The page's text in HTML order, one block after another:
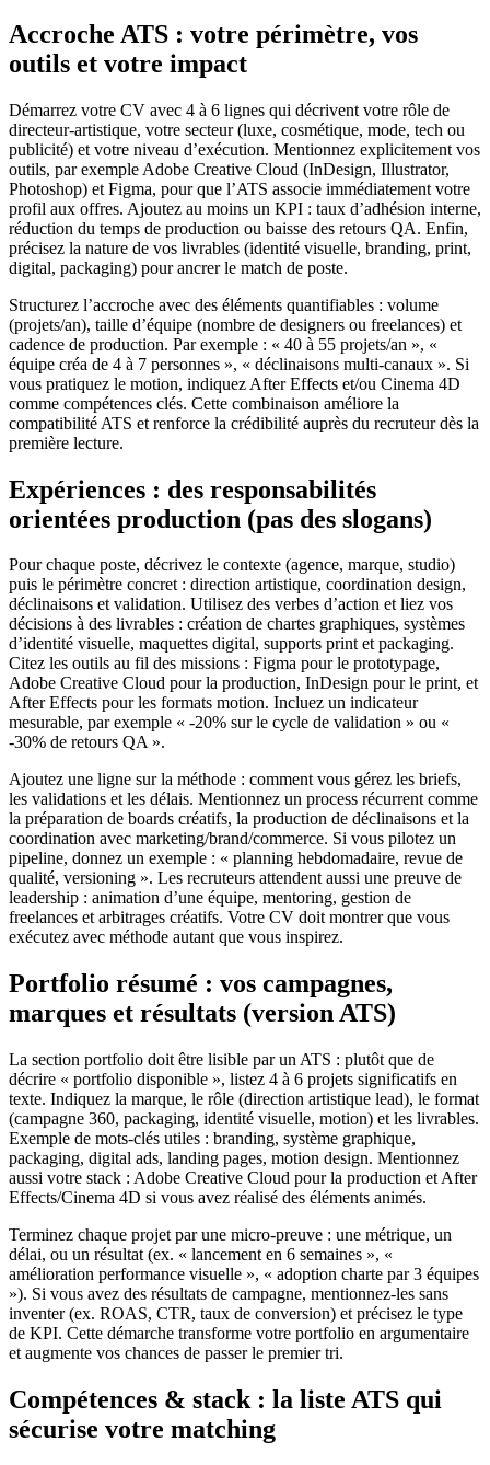
Accroche ATS : votre périmètre, vos
outils et votre impact
Démarrez votre CV avec 4 à 6 lignes qui décrivent votre rôle de
directeur-artistique, votre secteur (luxe, cosmétique, mode, tech ou
publicité) et votre niveau d’exécution. Mentionnez explicitement vos
outils, par exemple Adobe Creative Cloud (InDesign, Illustrator,
Photoshop) et Figma, pour que l’ATS associe immédiatement votre
profil aux offres. Ajoutez au moins un KPI : taux d’adhésion interne,
réduction du temps de production ou baisse des retours QA. Enfin,
précisez la nature de vos livrables (identité visuelle, branding, print,
digital, packaging) pour ancrer le match de poste.
Structurez l’accroche avec des éléments quantifiables : volume
(projets/an), taille d’équipe (nombre de designers ou freelances) et
cadence de production. Par exemple : « 40 à 55 projets/an », «
équipe créa de 4 à 7 personnes », « déclinaisons multi-canaux ». Si
vous pratiquez le motion, indiquez After Effects et/ou Cinema 4D
comme compétences clés. Cette combinaison améliore la
compatibilité ATS et renforce la crédibilité auprès du recruteur dès la
première lecture.
Expériences : des responsabilités
orientées production (pas des slogans)
Pour chaque poste, décrivez le contexte (agence, marque, studio)
puis le périmètre concret : direction artistique, coordination design,
déclinaisons et validation. Utilisez des verbes d’action et liez vos
décisions à des livrables : création de chartes graphiques, systèmes
d’identité visuelle, maquettes digital, supports print et packaging.
Citez les outils au fil des missions : Figma pour le prototypage,
Adobe Creative Cloud pour la production, InDesign pour le print, et
After Effects pour les formats motion. Incluez un indicateur
mesurable, par exemple « -20% sur le cycle de validation » ou «
-30% de retours QA ».
Ajoutez une ligne sur la méthode : comment vous gérez les briefs,
les validations et les délais. Mentionnez un process récurrent comme
la préparation de boards créatifs, la production de déclinaisons et la
coordination avec marketing/brand/commerce. Si vous pilotez un
pipeline, donnez un exemple : « planning hebdomadaire, revue de
qualité, versioning ». Les recruteurs attendent aussi une preuve de
leadership : animation d’une équipe, mentoring, gestion de
freelances et arbitrages créatifs. Votre CV doit montrer que vous
exécutez avec méthode autant que vous inspirez.
Portfolio résumé : vos campagnes,
marques et résultats (version ATS)
La section portfolio doit être lisible par un ATS : plutôt que de
décrire « portfolio disponible », listez 4 à 6 projets significatifs en
texte. Indiquez la marque, le rôle (direction artistique lead), le format
(campagne 360, packaging, identité visuelle, motion) et les livrables.
Exemple de mots-clés utiles : branding, système graphique,
packaging, digital ads, landing pages, motion design. Mentionnez
aussi votre stack : Adobe Creative Cloud pour la production et After
Effects/Cinema 4D si vous avez réalisé des éléments animés.
Terminez chaque projet par une micro-preuve : une métrique, un
délai, ou un résultat (ex. « lancement en 6 semaines », «
amélioration performance visuelle », « adoption charte par 3 équipes
»). Si vous avez des résultats de campagne, mentionnez-les sans
inventer (ex. ROAS, CTR, taux de conversion) et précisez le type
de KPI. Cette démarche transforme votre portfolio en argumentaire
et augmente vos chances de passer le premier tri.
Compétences & stack : la liste ATS qui
sécurise votre matching